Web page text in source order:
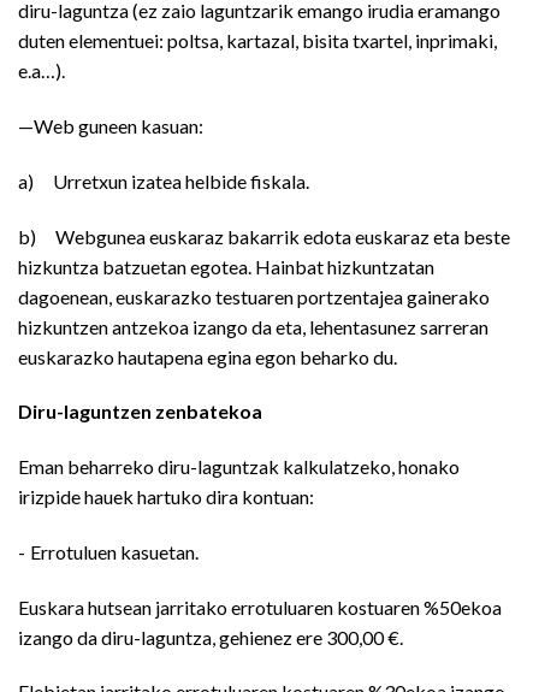
diru-laguntza (ez zaio laguntzarik emango irudia eramango
duten elementuei: poltsa, kartazal, bisita txartel, inprimaki,
e.a…).
—Web guneen kasuan:
a) Urretxun izatea helbide fiskala.
b) Webgunea euskaraz bakarrik edota euskaraz eta beste
hizkuntza batzuetan egotea. Hainbat hizkuntzatan
dagoenean, euskarazko testuaren portzentajea gainerako
hizkuntzen antzekoa izango da eta, lehentasunez sarreran
euskarazko hautapena egina egon beharko du.
Diru-laguntzen zenbatekoa
Eman beharreko diru-laguntzak kalkulatzeko, honako
irizpide hauek hartuko dira kontuan:
- Errotuluen kasuetan.
Euskara hutsean jarritako errotuluaren kostuaren %50ekoa
izango da diru-laguntza, gehienez ere 300,00 €.